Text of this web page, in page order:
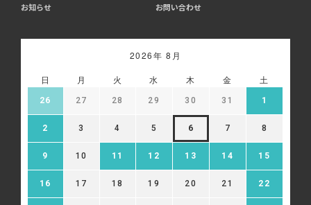
お知らせ お問い合わせ
2026年 8月
日 月 火 水 木 金 土
26 27 28 29 30 31 1
2 3 4 5 6 7 8
9 10 11 12 13 14 15
16 17 18 19 20 21 22